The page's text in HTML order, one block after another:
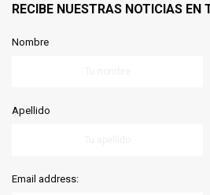
RECIBE NUESTRAS NOTICIAS EN
Nombre
Apellido
Email address: